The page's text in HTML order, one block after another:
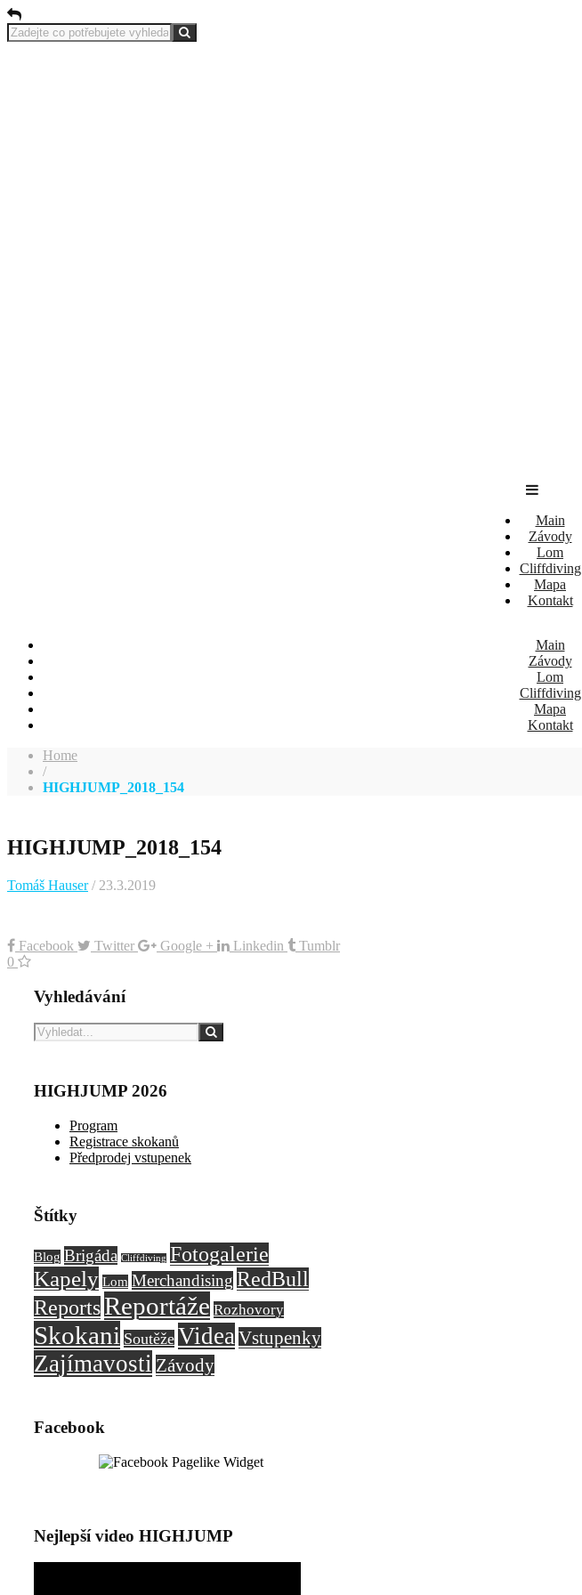
Main
Závody
Lom
Cliffdiving
Mapa
Kontakt
Main
Závody
Lom
Cliffdiving
Mapa
Kontakt
Home
/
HIGHJUMP_2018_154
HIGHJUMP_2018_154
Tomáš Hauser/ 23.3.2019
Facebook Twitter Google + Linkedin
Tumblr
0
Vyhledávání
HIGHJUMP 2026
Program
Registrace skokanů
Předprodej vstupenek
Štítky
Blog Brigáda Cliffdiving Fotogalerie
Kapely Lom Merchandising RedBull
ReportsReportáže Rozhovory
Skokani Soutěže Videa Vstupenky
Zajímavosti Závody
Facebook
Nejlepší video HIGHJUMP